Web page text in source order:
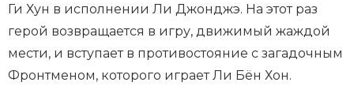
Ги Хун в исполнении Ли Джонджэ. На этот раз
герой возвращается в игру, движимый жаждой
мести, и вступает в противостояние с загадочным
Фронтменом, которого играет Ли Бён Хон.